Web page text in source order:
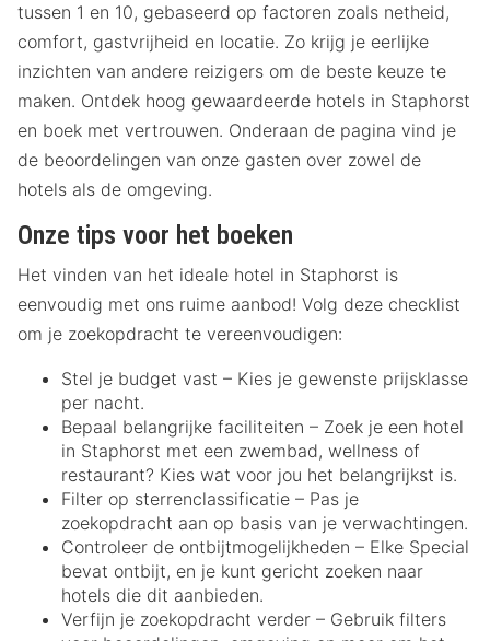
tussen 1 en 10, gebaseerd op factoren zoals netheid,
comfort, gastvrijheid en locatie. Zo krijg je eerlijke
inzichten van andere reizigers om de beste keuze te
maken. Ontdek hoog gewaardeerde hotels in Staphorst
en boek met vertrouwen. Onderaan de pagina vind je
de beoordelingen van onze gasten over zowel de
hotels als de omgeving.
Onze tips voor het boeken
Het vinden van het ideale hotel in Staphorst is
eenvoudig met ons ruime aanbod! Volg deze checklist
om je zoekopdracht te vereenvoudigen:
Stel je budget vast – Kies je gewenste prijsklasse
per nacht.
Bepaal belangrijke faciliteiten – Zoek je een hotel
in Staphorst met een zwembad, wellness of
restaurant? Kies wat voor jou het belangrijkst is.
Filter op sterrenclassificatie – Pas je
zoekopdracht aan op basis van je verwachtingen.
Controleer de ontbijtmogelijkheden – Elke Special
bevat ontbijt, en je kunt gericht zoeken naar
hotels die dit aanbieden.
Verfijn je zoekopdracht verder – Gebruik filters